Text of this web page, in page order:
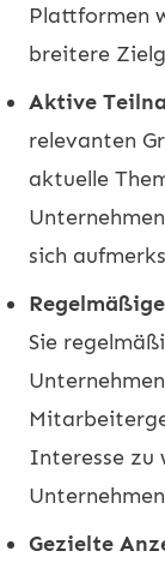
Plattformen
breitere
Aktive
relevanten
aktuelle
sich
Sie
Interesse zu
Gezielte